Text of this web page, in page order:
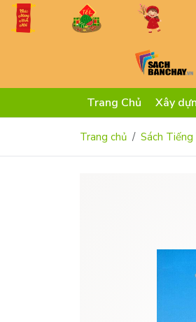
Trang Chủ Xây
Trang chủ Sách